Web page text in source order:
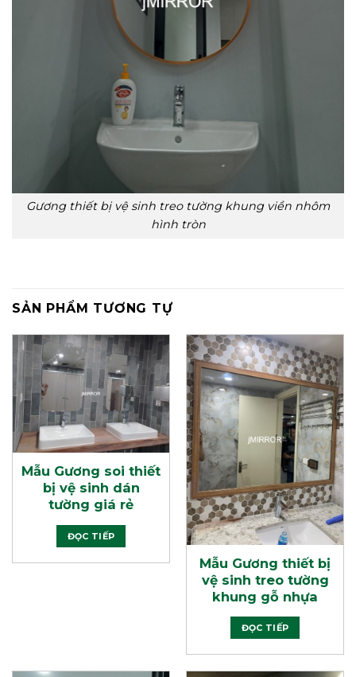
Gương thiết bị vệ sinh treo tường khung viền nhôm
hình tròn
SẢN PHẨM TƯƠNG TỰ
Mẫu Gương soi thiết
bị vệ sinh dán
tường giá rẻ
ĐỌC TIẾP
Mẫu Gương thiết bị
vệ sinh treo tường
khung gỗ nhựa
ĐỌC TIẾP